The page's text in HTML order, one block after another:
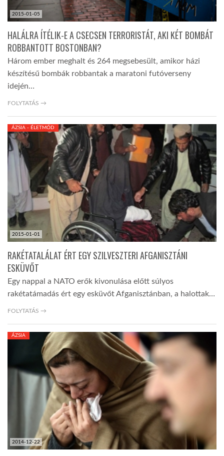
A NAP SZÉPE
LINKTR.EE
GLOBOZSARU
DOBRAVERO.HU
LATIMO.HU
GLOBOBOOK
2015-01-05
HALÁLRA ÍTÉLIK-E A CSECSEN TERRORISTÁT, AKI KÉT BOMBÁT
ROBBANTOTT BOSTONBAN?
Három ember meghalt és 264 megsebesült, amikor házi
készítésű bombák robbantak a maratoni futóverseny
idején…
FOLYTATÁS →
2015-01-01
ÁZSIA - ÉLETMÓD
RAKÉTATALÁLAT ÉRT EGY SZILVESZTERI AFGANISZTÁNI
ESKÜVŐT
Egy nappal a NATO erők kivonulása előtt súlyos
rakétatámadás ért egy esküvőt Afganisztánban, a halottak…
FOLYTATÁS →
2014-12-22
ÁZSIA